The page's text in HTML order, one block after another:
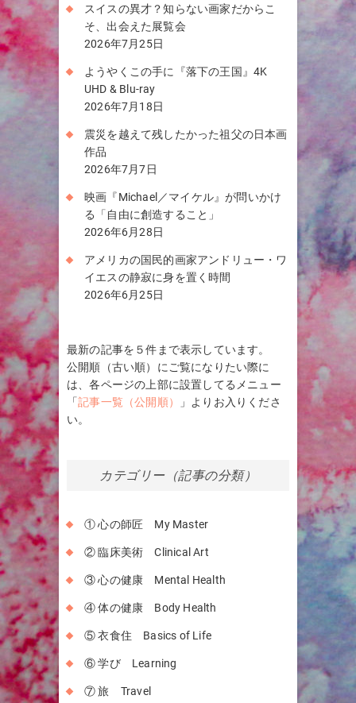
スイスの異才？知らない画家だからこ
そ、出会えた展覧会
2026年7月25日
ようやくこの手に『落下の王国』4K
UHD & Blu-ray
2026年7月18日
震災を越えて残したかった祖父の日本画
作品
2026年7月7日
映画『Michael／マイケル』が問いかけ
る「自由に創造すること」
2026年6月28日
アメリカの国民的画家アンドリュー・ワ
イエスの静寂に身を置く時間
2026年6月25日
最新の記事を５件まで表示しています。
公開順（古い順）にご覧になりたい際に
は、各ページの上部に設置してるメニュー
「記事一覧（公開順）
」よりお入りくださ
い。
カテゴリー（記事の分類）
① 心の師匠 My Master
② 臨床美術 Clinical Art
③ 心の健康 Mental Health
④ 体の健康 Body Health
⑤ 衣食住 Basics of Life
⑥ 学び Learning
⑦ 旅 Travel